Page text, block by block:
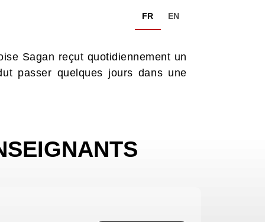
FR EN
Sagan reçut quotidiennement un
passer quelques jours dans une